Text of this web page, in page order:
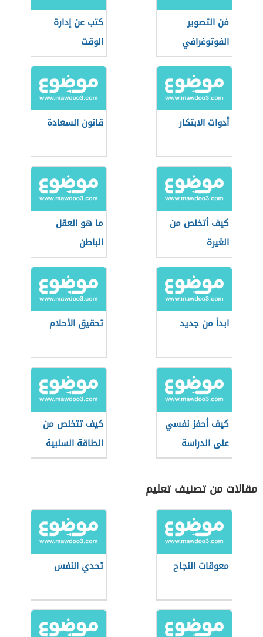
فن التصوير
الفوتوغرافي
كتب عن إدارة
الوقت
أدوات الابتكار قانون السعادة
كيف أتخلص من
الغيرة
ما هو العقل
الباطن
ابدأ من جديد تحقيق الأحلام
كيف أحفز نفسي
على الدراسة
كيف تتخلص من
الطاقة السلبية
مقالات من تصنيف تعليم
معوقات النجاح تحدي النفس